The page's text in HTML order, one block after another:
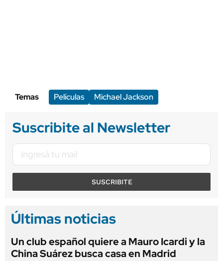
Temas Películas Michael Jackson
Suscribite al Newsletter
SUSCRIBITE
Últimas noticias
Un club español quiere a Mauro Icardi y la
China Suárez busca casa en Madrid